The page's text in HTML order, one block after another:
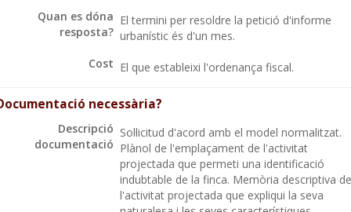
Quan es dóna
resposta?
El termini per resoldre la petició d'informe
urbanístic és d'un mes.
Cost El que estableixi l'ordenança fiscal.
necessària?
Descripció
documentació
Sol·licitud d'acord amb el model normalitzat.
Plànol de l'emplaçament de l'activitat
projectada que permeti una identificació
indubtable de la finca. Memòria descriptiva de
l'activitat projectada que expliqui la seva